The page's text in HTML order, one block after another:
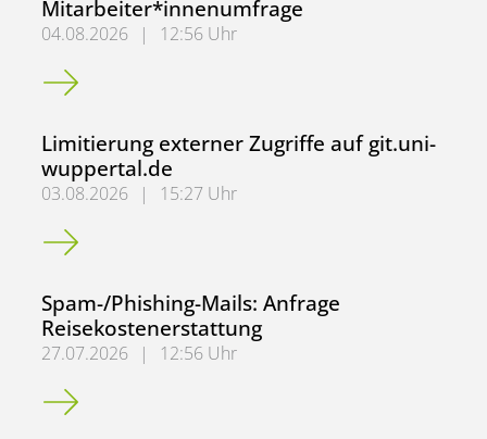
Mitarbeiter*innenumfrage
04.08.2026 |
12:56 Uhr
Spam-/Phishing-Mails: Mitarbeiter*innenumfrage
Limitierung externer Zugriffe auf git.uni-
wuppertal.de
03.08.2026 |
15:27 Uhr
Limitierung externer Zugriffe auf git.uni-wuppertal.de
Spam-/Phishing-Mails: Anfrage
Reisekostenerstattung
27.07.2026 |
12:56 Uhr
Spam-/Phishing-Mails: Anfrage Reisekostenerstattung